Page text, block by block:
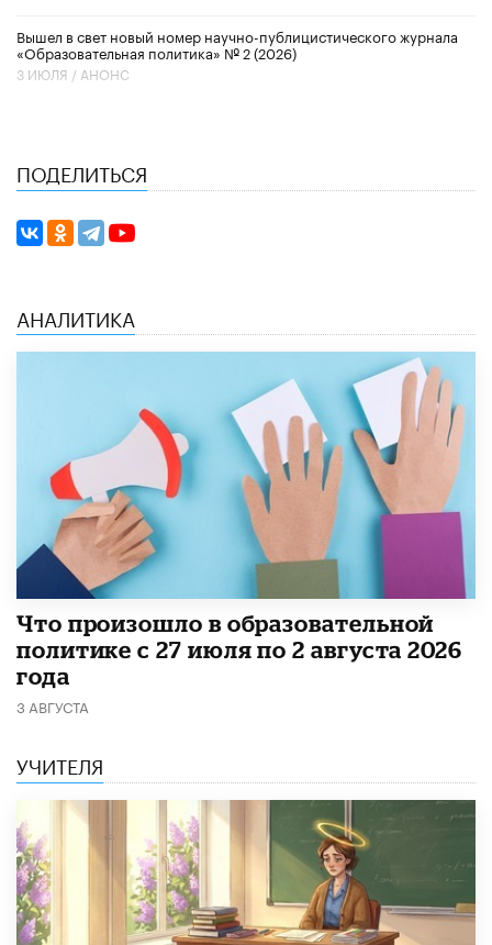
Вышел в свет новый номер научно-публицистического журнала
«Образовательная политика» № 2 (2026)
3 ИЮЛЯ / АНОНС
ПОДЕЛИТЬСЯ
АНАЛИТИКА
​Что произошло в образовательной
политике с 27 июля по 2 августа 2026
года
3 АВГУСТА
УЧИТЕЛЯ